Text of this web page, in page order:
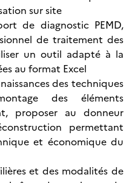
sur site
de diagnostic PEMD,
de traitement des
un outil adapté à la
au format Excel
des techniques
des éléments
proposer au donneur
permettant
et économique du
et des modalités de